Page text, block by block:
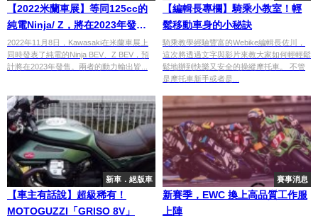
【2022米蘭車展】等同125cc的
純電Ninja/ Z，將在2023年發
售！
2022年11月8日，Kawasaki在米蘭車展上
同時發表了純電的Ninja BEV、Z BEV，預
計將在2023年發售。兩者的動力輸出皆...
【編輯長專欄】騎乘小教室！輕
鬆移動車身的小秘訣
騎乘教學經驗豐富的Webike編輯長佐川，
這次將透過文字與影片來教大家如何輕輕鬆
鬆地辦到快樂又安全的操縱摩托車。 不管
是摩托車新手或者是...
新車．絕版車
【車主有話說】超級稀有！
MOTOGUZZI「GRISO 8V」
賽事消息
新賽季，EWC 換上高品質工作服
上陣